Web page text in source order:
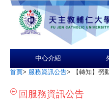
中心介紹
首頁> 服務資訊公告> 【轉知】
回服務資訊公告